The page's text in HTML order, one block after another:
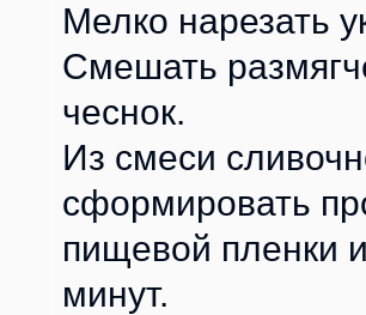
Мелко нарезать
Смешать
чеснок.
Из смеси
сформировать
пищевой пленки
минут.